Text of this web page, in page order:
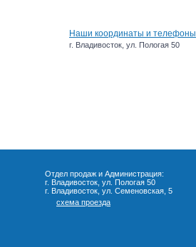
Наши координаты и телефоны
г. Владивосток, ул. Пологая 50
Отдел продаж и Администрация:
г. Владивосток, ул. Пологая 50
г. Владивосток, ул. Семеновская, 5
схема проезда